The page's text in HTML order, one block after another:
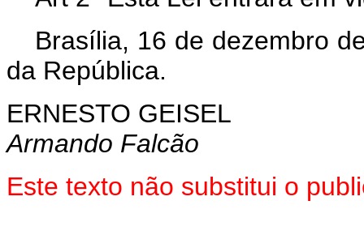
Brasília, 16 de dezembro
da República.
ERNESTO GEISEL
Armando Falcão
Este texto não substitui o